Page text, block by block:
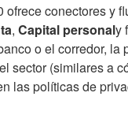
conectores y
, Capital personaly
o el corredor, la
sector (similares a
las políticas de